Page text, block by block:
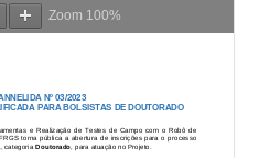
Zoom 100%